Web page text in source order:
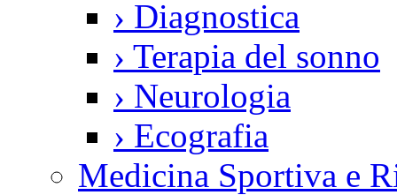
› Diagnostica
› Terapia del sonno
› Neurologia
› Ecografia
Medicina Sportiva e